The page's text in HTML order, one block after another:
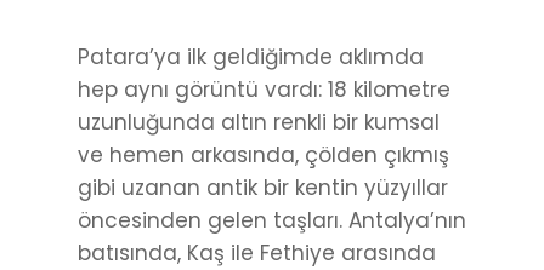
Patara’ya ilk geldiğimde aklımda
hep aynı görüntü vardı: 18 kilometre
uzunluğunda altın renkli bir kumsal
ve hemen arkasında, çölden çıkmış
gibi uzanan antik bir kentin yüzyıllar
öncesinden gelen taşları. Antalya’nın
batısında, Kaş ile Fethiye arasında